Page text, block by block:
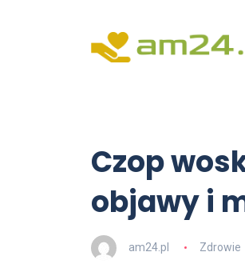
Czop
objawy i
am24.pl Zdrowie